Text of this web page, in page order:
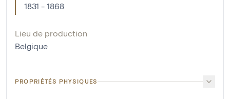
1831 - 1868
Lieu de production
Belgique
PROPRIÉTÉS PHYSIQUES